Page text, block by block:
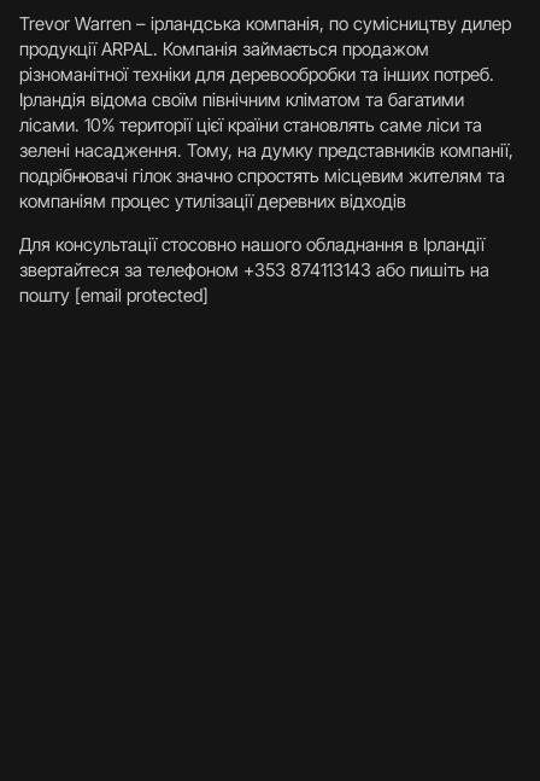
Trevor Warren – ірландська компанія, по сумісництву дилер
продукції ARPAL. Компанія займається продажом
різноманітної техніки для деревообробки та інших потреб.
Ірландія відома своїм північним кліматом та багатими
лісами. 10% території цієї країни становлять саме ліси та
зелені насадження. Тому, на думку представників компанії,
подрібнювачі гілок значно спростять місцевим жителям та
компаніям процес утилізації деревних відходів
Для консультації стосовно нашого обладнання в Ірландії
звертайтеся за телефоном +353 874113143 або пишіть на
пошту [email protected]